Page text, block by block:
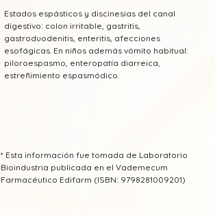
Estados espásticos y discinesias del canal
digestivo: colon irritable, gastritis,
gastroduodenitis, enteritis, afecciones
esofágicas. En niños además vómito habitual:
piloroespasmo, enteropatía diarreica,
estreñimiento espasmódico.
* Esta información fue tomada de Laboratorio
Bioindustria publicada en el Vademecum
Farmacéutico Edifarm (ISBN: 9798281009201)